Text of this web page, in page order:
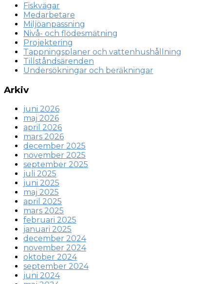
Fiskvägar
Medarbetare
Miljöanpassning
Nivå- och flödesmätning
Projektering
Tappningsplaner och vattenhushållning
Tillståndsärenden
Undersökningar och beräkningar
Arkiv
juni 2026
maj 2026
april 2026
mars 2026
december 2025
november 2025
september 2025
juli 2025
juni 2025
maj 2025
april 2025
mars 2025
februari 2025
januari 2025
december 2024
november 2024
oktober 2024
september 2024
juni 2024